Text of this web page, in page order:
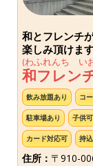
和とフレンチ
楽しみ頂けま
(わふれんち い
和フレ
飲み放題あり コ
駐車場あり 子供可
カード対応可 持
住所： 〒910-